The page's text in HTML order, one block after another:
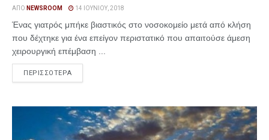
ΑΠΌ NEWSROOM 14 ΙΟΥΝΊΟΥ, 2018
Ένας γιατρός μπήκε βιαστικός στο νοσοκομείο μετά από κλήση
που δέχτηκε για ένα επείγον περιστατικό που απαιτούσε άμεση
χειρουργική επέμβαση ...
ΠΕΡΙΣΣΟΤΕΡΑ